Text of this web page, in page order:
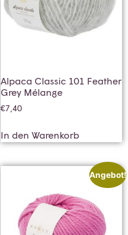
Alpaca Classic 101 Feather
Grey Mélange
€7,40
In den Warenkorb
Angebot!